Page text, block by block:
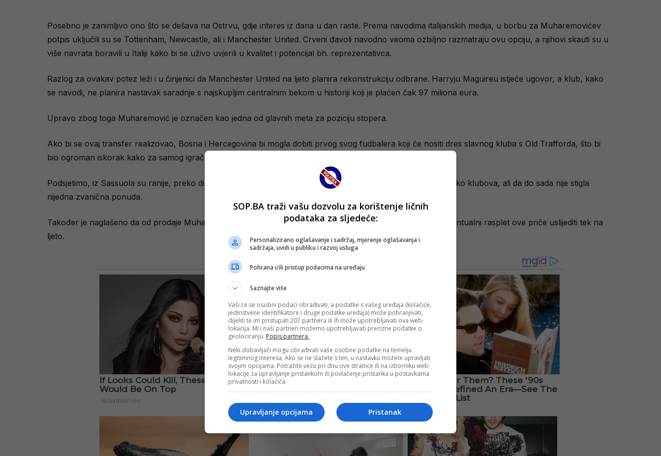
Posebno je zanimljivo ono što se dešava na Ostrvu, gdje interes iz dana u dan raste. Prema navodima italijanskih medija, u borbu za Muharemovićev
potpis uključili su se Tottenham, Newcastle, ali i Manchester United. Crveni đavoli navodno veoma ozbiljno razmatraju ovu opciju, a njihovi skauti su u
više navrata boravili u Italiji kako bi se uživo uvjerili u kvalitet i potencijal bh. reprezentativca.
Razlog za ovakav potez leži i u činjenici da Manchester United na ljeto planira rekonstrukciju odbrane. Harryju Maguireu istječe ugovor, a klub, kako
se navodi, ne planira nastavak saradnje s najskupljim centralnim bekom u historiji koji je plaćen čak 97 miliona eura.
Upravo zbog toga Muharemović je označen kao jedna od glavnih meta za poziciju stopera.
Ako bi se ovaj transfer realizovao, Bosna i Hercegovina bi mogla dobiti prvog svog fudbalera koji će nositi dres slavnog kluba s Old Trafforda, što bi
bio ogroman iskorak kako za samog igrača, tako i za bh. fudbal.
Podsjetimo, iz Sassuola su ranije, preko direktora Giovannija Carnevalija, potvrdili da je bilo kontakata s nekoliko klubova, ali da do sada nije stigla
nijedna zvanična ponuda.
Također je naglašeno da od prodaje Muharemovića tokom zimskog prijelaznog roka neće biti ništa, pa će eventualni rasplet ove priče uslijediti tek na
ljeto.
SOP.BA traži vašu dozvolu za korištenje ličnih
podataka za sljedeće:
Personalizirano oglašavanje i sadržaj, mjerenje oglašavanja i
sadržaja, uvidi u publiku i razvoj usluga
Pohrana i/ili pristup podacima na uređaju
Saznajte više
Vaši će se osobni podaci obrađivati, a podatke s vašeg uređaja (kolačiće,
jedinstvene identifikatore i druge podatke uređaja) može pohranjivati,
dijeliti te im pristupati 207 partnera ili ih može upotrebljavati ova web-
lokacija. Mi i naši partneri možemo upotrebljavati precizne podatke o
geolociranju. Popis partnera.
Neki dobavljači mogu obrađivati vaše osobne podatke na temelju
legitimnog interesa. Ako se ne slažete s tim, u nastavku možete upravljati
svojim opcijama. Potražite vezu pri dnu ove stranice ili na izborniku web-
lokacije za upravljanje pristankom ili povlačenje pristanka u postavkama
privatnosti i kolačića.
Pristanak
Upravljanje opcijama